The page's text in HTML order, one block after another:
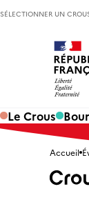
SÉLECTIONNER UN
Le Crous
Accueil